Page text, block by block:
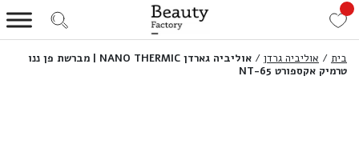
בית / אוליביה גרדן /
אוליביה גארדן NANO THERMIC | מברשת פן ננו
טרמיק אקספורט NT-65